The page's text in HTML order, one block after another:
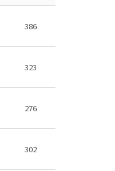
386
323
276
302